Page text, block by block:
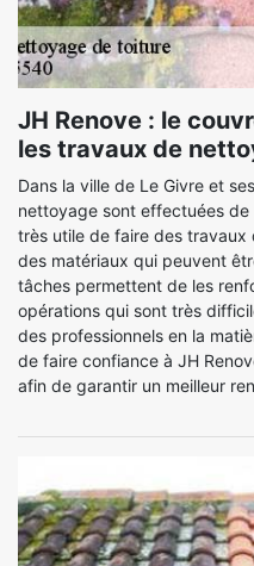
JH Renove : le
les travaux de
Dans la ville de Le Givre et
nettoyage sont effectuées
très utile de faire des
des matériaux qui peuvent
tâches permettent de les
opérations qui sont très
des professionnels en la
de faire confiance à JH
afin de garantir un meilleur